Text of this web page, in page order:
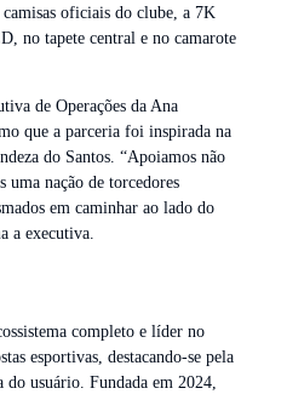
camisas oficiais do clube, a 7K
no tapete central e no camarote
de Operações da Ana
que a parceria foi inspirada na
do Santos. “Apoiamos não
uma nação de torcedores
em caminhar ao lado do
a executiva.
completo e líder no
esportivas, destacando-se pela
do usuário. Fundada em 2024,